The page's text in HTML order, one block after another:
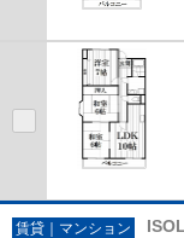
賃貸｜マンション